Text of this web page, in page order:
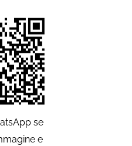
se
e